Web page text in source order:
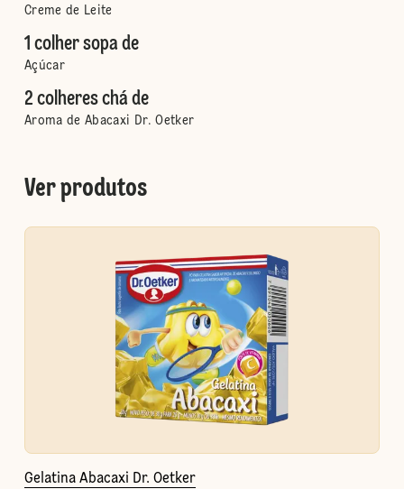
Creme de Leite
1 colher sopa de
Açúcar
2 colheres chá de
Aroma de Abacaxi Dr. Oetker
Ver produtos
Gelatina Abacaxi Dr. Oetker